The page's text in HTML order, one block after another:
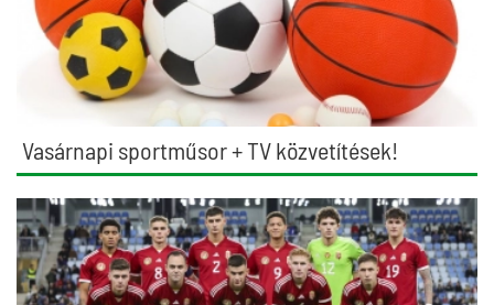
Vasárnapi sportműsor + TV közvetítések!